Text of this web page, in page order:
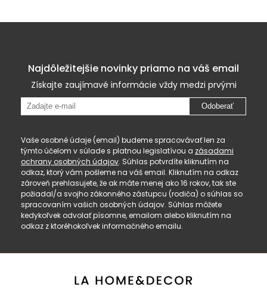
Najdôležitejšie novinky priamo na váš email
Získajte zaujímavé informácie vždy medzi prvými
Odoberať
Vaše osobné údaje (email) budeme spracovávať len za
týmto účelom v súlade s platnou legislatívou a zásadami
ochrany osobných údajov. Súhlas potvrdíte kliknutím na
odkaz, ktorý vám pošleme na váš email. Kliknutím na odkaz
zároveň prehlasujete, že ak máte menej ako 16 rokov, tak ste
požiadal/a svojho zákonného zástupcu (rodiča) o súhlas so
spracovaním vašich osobných údajov. Súhlas môžete
kedykoľvek odvolať písomne, emailom alebo kliknutím na
odkaz z ktoréhokoľvek informačného emailu.